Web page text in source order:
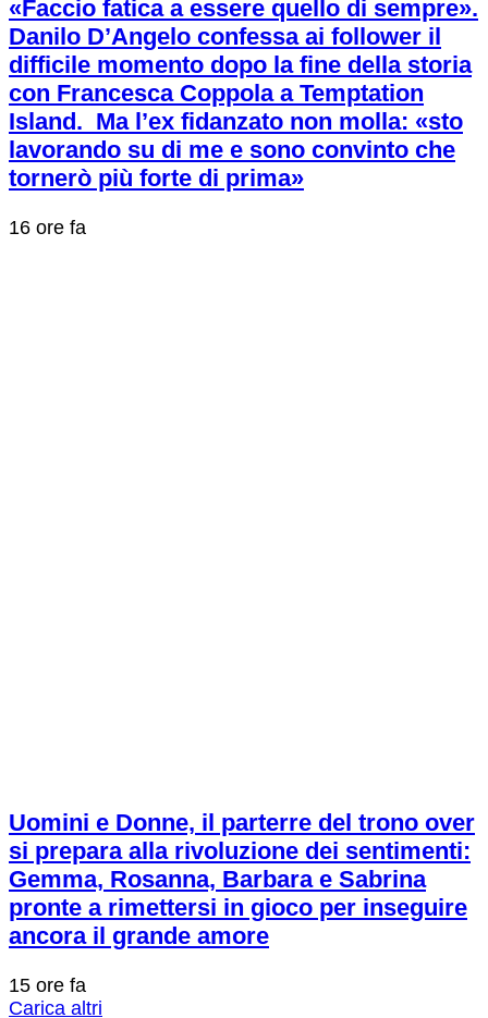
«Faccio fatica a essere quello di sempre».
Danilo D’Angelo confessa ai follower il
difficile momento dopo la fine della storia
con Francesca Coppola a Temptation
Island. Ma l’ex fidanzato non molla: «sto
lavorando su di me e sono convinto che
tornerò più forte di prima»
16 ore fa
Uomini e Donne, il parterre del trono over
si prepara alla rivoluzione dei sentimenti:
Gemma, Rosanna, Barbara e Sabrina
pronte a rimettersi in gioco per inseguire
ancora il grande amore
15 ore fa
Carica altri